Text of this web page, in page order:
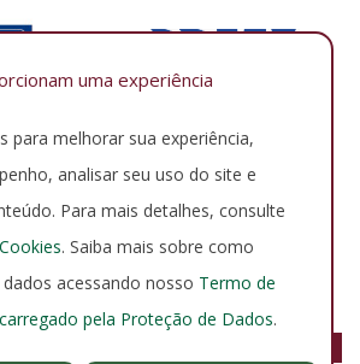
uma experiência
para melhorar sua experiência,
analisar seu uso do site e
Para mais detalhes, consulte
. Saiba mais sobre como
acessando nosso Termo de
pela Proteção de Dados.